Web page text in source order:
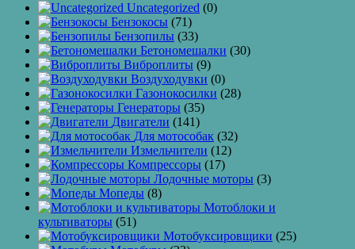
Uncategorized (0)
Бензокосы (71)
Бензопилы (33)
Бетономешалки (30)
Виброплиты (9)
Воздуходувки (0)
Газонокосилки (28)
Генераторы (35)
Двигатели (141)
Для мотособак (32)
Измельчители (12)
Компрессоры (17)
Лодочные моторы (3)
Мопеды (8)
Мотоблоки и
культиваторы (51)
Мотобуксировщики (25)